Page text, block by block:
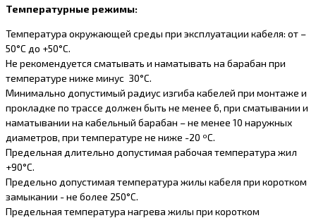
Температурные режимы:
Температура окружающей среды при эксплуатации кабеля: от –
50°С до +50°С.
Не рекомендуется сматывать и наматывать на барабан при
температуре ниже минус 30°С.
Минимально допустимый радиус изгиба кабелей при монтаже и
прокладке по трассе должен быть не менее 6, при сматывании и
наматывании на кабельный барабан – не менее 10 наружных
диаметров, при температуре не ниже -20 ºС.
Предельная длительно допустимая рабочая температура жил
+90°С.
Предельно допустимая температура жилы кабеля при коротком
замыкании - не более 250°С.
Предельная температура нагрева жилы при коротком